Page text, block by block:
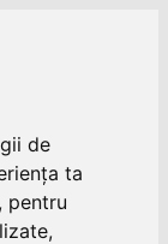
de
ta
pentru